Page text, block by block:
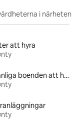
i närheten
att hyra
Familjevänliga boenden att hyra